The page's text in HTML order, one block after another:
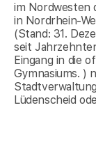
im Nordwesten
in Nordrhein-
(Stand: 31.
seit
Eingang in die
Gymnasiums. )
Lüdenscheid